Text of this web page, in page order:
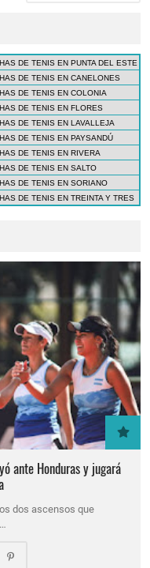
DE TENIS EN PUNTA DEL ESTE
DE TENIS EN CANELONES
DE TENIS EN COLONIA
DE TENIS EN FLORES
DE TENIS EN LAVALLEJA
DE TENIS EN PAYSANDÚ
DE TENIS EN RIVERA
DE TENIS EN SALTO
DE TENIS EN SORIANO
DE TENIS EN TREINTA Y TRES
ante Honduras y jugará
dos ascensos que